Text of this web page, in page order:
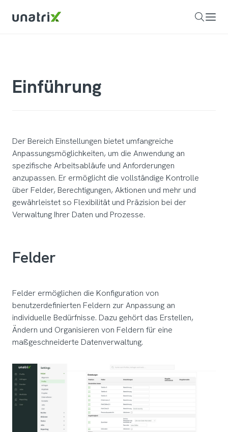
Einführung
Der Bereich Einstellungen bietet umfangreiche
Anpassungsmöglichkeiten, um die Anwendung an
spezifische Arbeitsabläufe und Anforderungen
anzupassen. Er ermöglicht die vollständige Kontrolle
über Felder, Berechtigungen, Aktionen und mehr und
gewährleistet so Flexibilität und Präzision bei der
Verwaltung Ihrer Daten und Prozesse.
Felder
Felder ermöglichen die Konfiguration von
benutzerdefinierten Feldern zur Anpassung an
individuelle Bedürfnisse. Dazu gehört das Erstellen,
Ändern und Organisieren von Feldern für eine
maßgeschneiderte Datenverwaltung.